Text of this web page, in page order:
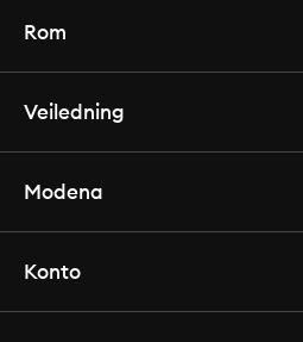
Rom
Veiledning
Modena
Konto